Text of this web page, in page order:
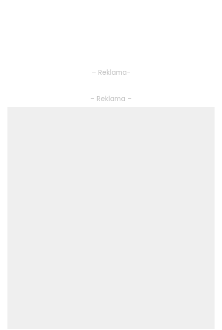
– Reklama-
– Reklama –